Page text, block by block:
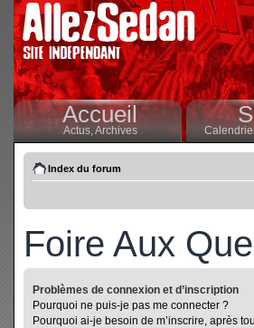
Accueil
Actus,Archives
Index du forum
Foire Aux
Problèmes de connexion et d’inscription
Pourquoi ne puis-je pas me connecter ?
Pourquoi ai-je besoin de m’inscrire, après